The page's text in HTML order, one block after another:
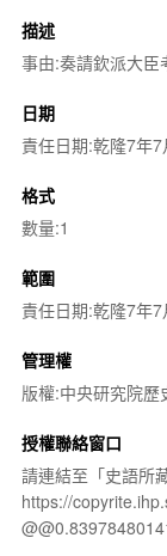
描述
事由:奏請欽派大臣
日期
責任日期:乾隆7年7
格式
數量:1
範圍
責任日期:乾隆7年7
管理權
版權:中央研究院歷
授權聯絡窗口
請連結至「史語所
https://